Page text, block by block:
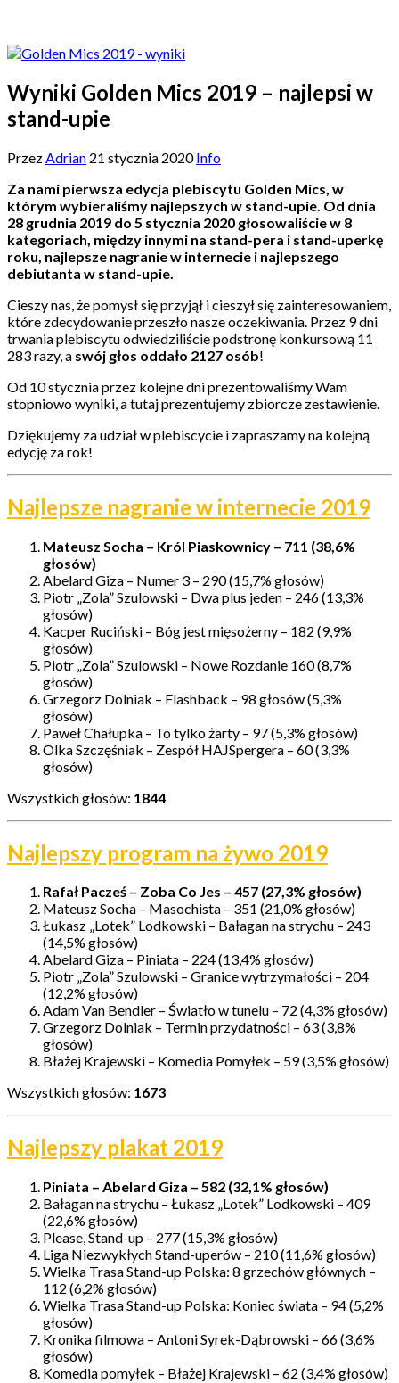
Wyniki Golden Mics 2019 – najlepsi w
stand-upie
PrzezAdrian 21 stycznia 2020 Info
Za nami pierwsza edycja plebiscytu Golden Mics, w
którym wybieraliśmy najlepszych w stand-upie. Od dnia
28 grudnia 2019 do 5 stycznia 2020 głosowaliście w 8
kategoriach, między innymi na stand-pera i stand-uperkę
roku, najlepsze nagranie w internecie i najlepszego
debiutanta w stand-upie.
Cieszy nas, że pomysł się przyjął i cieszył się zainteresowaniem,
które zdecydowanie przeszło nasze oczekiwania. Przez 9 dni
trwania plebiscytu odwiedziliście podstronę konkursową 11
283 razy, a swój głos oddało 2127 osób!
Od 10 stycznia przez kolejne dni prezentowaliśmy Wam
stopniowo wyniki, a tutaj prezentujemy zbiorcze zestawienie.
Dziękujemy za udział w plebiscycie i zapraszamy na kolejną
edycję za rok!
Najlepsze nagranie w internecie 2019
Mateusz Socha – Król Piaskownicy – 711 (38,6%
głosów)
Abelard Giza – Numer 3 – 290 (15,7% głosów)
Piotr „Zola” Szulowski – Dwa plus jeden – 246 (13,3%
głosów)
Kacper Ruciński – Bóg jest mięsożerny – 182 (9,9%
głosów)
Piotr „Zola” Szulowski – Nowe Rozdanie 160 (8,7%
głosów)
Grzegorz Dolniak – Flashback – 98 głosów (5,3%
głosów)
Paweł Chałupka – To tylko żarty – 97 (5,3% głosów)
Olka Szczęśniak – Zespół HAJSpergera – 60 (3,3%
głosów)
Wszystkich głosów: 1844
Najlepszy program na żywo 2019
Rafał Pacześ – Zoba Co Jes – 457 (27,3% głosów)
Mateusz Socha – Masochista – 351 (21,0% głosów)
Łukasz „Lotek” Lodkowski – Bałagan na strychu – 243
(14,5% głosów)
Abelard Giza – Piniata – 224 (13,4% głosów)
Piotr „Zola” Szulowski – Granice wytrzymałości – 204
(12,2% głosów)
Adam Van Bendler – Światło w tunelu – 72 (4,3% głosów)
Grzegorz Dolniak – Termin przydatności – 63 (3,8%
głosów)
Błażej Krajewski – Komedia Pomyłek – 59 (3,5% głosów)
Wszystkich głosów: 1673
Najlepszy plakat 2019
Piniata – Abelard Giza – 582 (32,1% głosów)
Bałagan na strychu – Łukasz „Lotek” Lodkowski – 409
(22,6% głosów)
Please, Stand-up – 277 (15,3% głosów)
Liga Niezwykłych Stand-uperów – 210 (11,6% głosów)
Wielka Trasa Stand-up Polska: 8 grzechów głównych –
112 (6,2% głosów)
Wielka Trasa Stand-up Polska: Koniec świata – 94 (5,2%
głosów)
Kronika filmowa – Antoni Syrek-Dąbrowski – 66 (3,6%
głosów)
Komedia pomyłek – Błażej Krajewski – 62 (3,4% głosów)